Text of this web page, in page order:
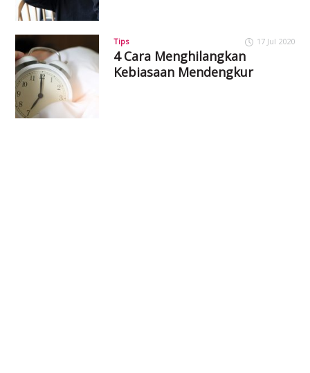
Tips 17 Jul 2020
4 Cara Menghilangkan
Kebiasaan Mendengkur